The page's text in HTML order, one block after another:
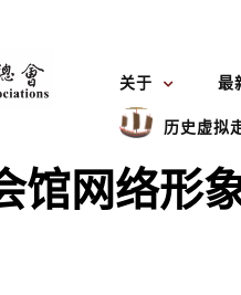
关于
最
历史虚拟
馆网络形